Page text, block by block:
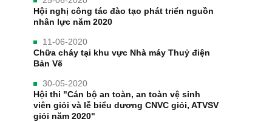
Hội nghị công tác đào tạo phát triển nguồn
nhân lực năm 2020
11-06-2020
Chữa cháy tại khu vực Nhà máy Thuỷ điện
Bản Vẽ
30-05-2020
Hội thi "Cán bộ an toàn, an toàn vệ sinh
viên giỏi và lễ biểu dương CNVC giỏi, ATVSV
giỏi năm 2020"